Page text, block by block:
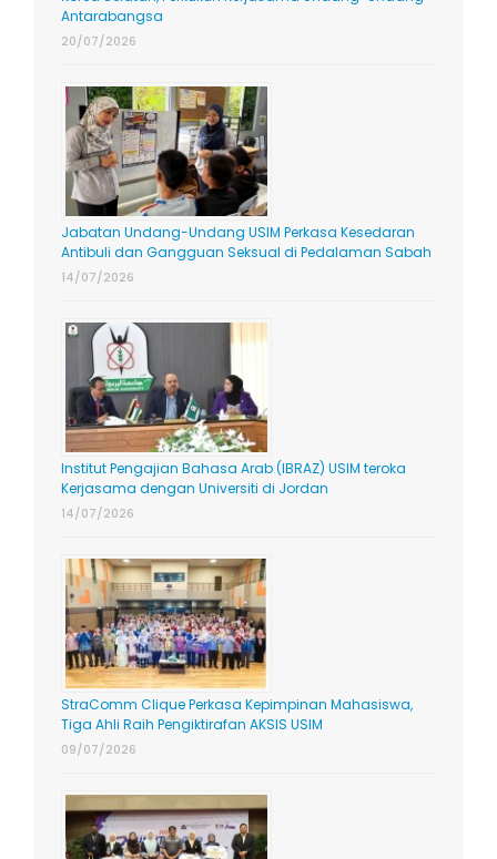
Antarabangsa
20/07/2026
Jabatan Undang-Undang USIM Perkasa Kesedaran
Antibuli dan Gangguan Seksual di Pedalaman Sabah
14/07/2026
Institut Pengajian Bahasa Arab (IBRAZ) USIM teroka
Kerjasama dengan Universiti di Jordan
14/07/2026
StraComm Clique Perkasa Kepimpinan Mahasiswa,
Tiga Ahli Raih Pengiktirafan AKSIS USIM
09/07/2026